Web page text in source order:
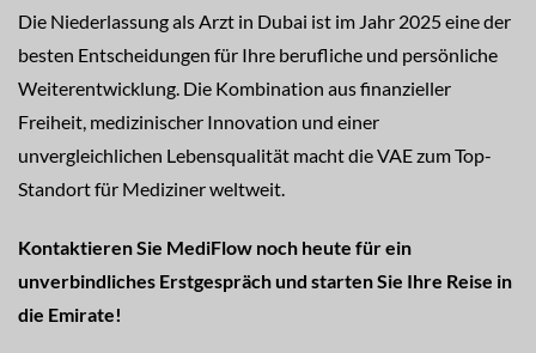
Die Niederlassung als Arzt in Dubai ist im Jahr 2025 eine der
besten Entscheidungen für Ihre berufliche und persönliche
Weiterentwicklung. Die Kombination aus finanzieller
Freiheit, medizinischer Innovation und einer
unvergleichlichen Lebensqualität macht die VAE zum Top-
Standort für Mediziner weltweit.
Kontaktieren Sie MediFlow noch heute für ein
unverbindliches Erstgespräch und starten Sie Ihre Reise in
die Emirate!